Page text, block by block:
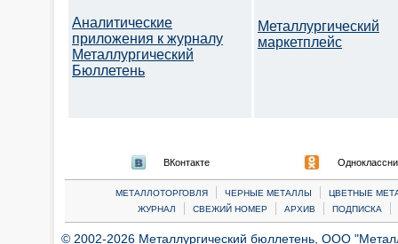
Аналитические
приложения к журналу
Металлургический
Бюллетень
Металлургический
маркетплейс
ВКонтакте
МЕТАЛЛОТОРГОВЛЯ | ЧЕРНЫЕ МЕТАЛЛЫ |
ЦВЕТНЫЕ
ЖУРНАЛ
| СВЕЖИЙ НОМЕР | АРХИВ | ПОДПИСКА |
© 2002-2026 Металлургический бюллетень, ООО